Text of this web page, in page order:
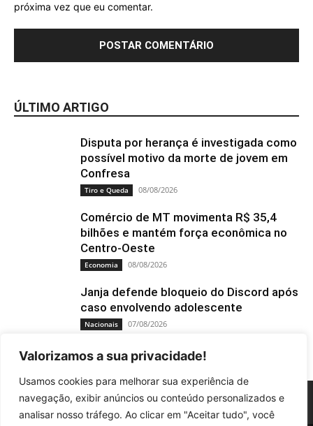
Valorizamos a sua privacidade!
Usamos cookies para melhorar sua experiência de
navegação, exibir anúncios ou conteúdo personalizados e
analisar nosso tráfego. Ao clicar em "Aceitar tudo", você
próxima vez que eu comentar.
ÚLTIMO ARTIGO
Disputa por herança é investigada como
possível motivo da morte de jovem em
Confresa
Tiro e Queda 08/08/2026
Comércio de MT movimenta R$ 35,4
bilhões e mantém força econômica no
Centro-Oeste
Economia 08/08/2026
Janja defende bloqueio do Discord após
caso envolvendo adolescente
Nacionais 07/08/2026